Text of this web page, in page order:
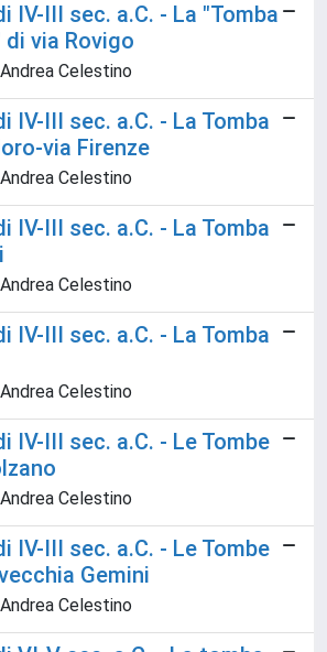
IV-III sec. a.C. - La "Tomba
di via Rovigo
Celestino
IV-III sec. a.C. - La Tomba
via Firenze
Celestino
IV-III sec. a.C. - La Tomba
Celestino
IV-III sec. a.C. - La Tomba
Celestino
IV-III sec. a.C. - Le Tombe
Celestino
IV-III sec. a.C. - Le Tombe
Gemini
Celestino